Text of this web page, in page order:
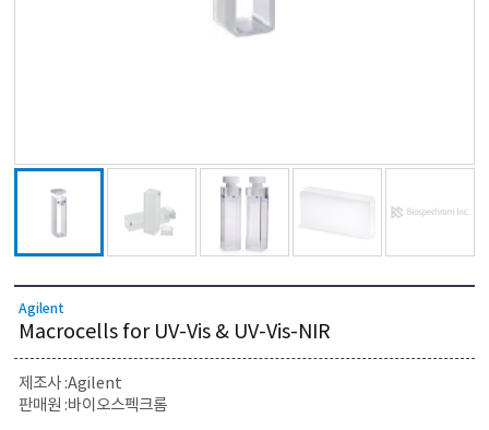
Agilent
Macrocells for UV-Vis & UV-Vis-NIR
제조사 :Agilent
판매원 :바이오스펙크롬